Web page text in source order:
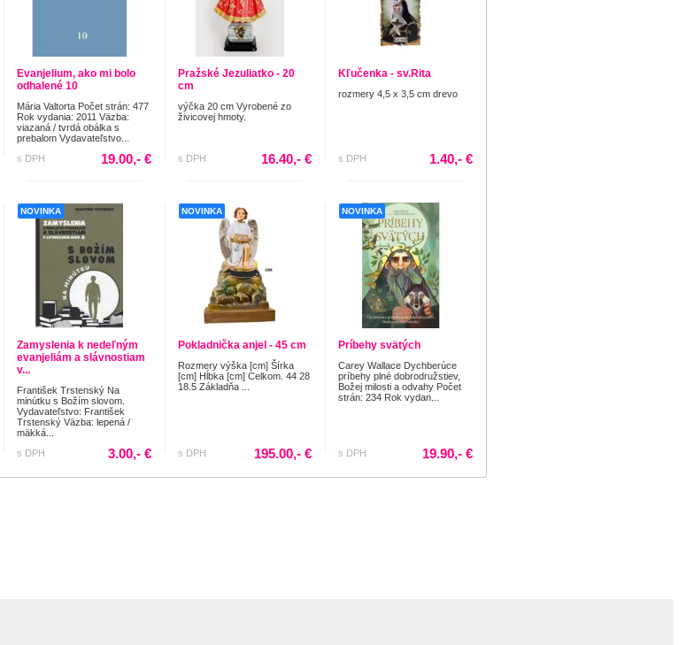
Evanjelium, ako mi bolo
odhalené 10
Mária Valtorta Počet strán: 477
Rok vydania: 2011 Väzba:
viazaná / tvrdá obálka s
prebalom Vydavateľstvo...
s DPH
19.00,- €
Pražské Jezuliatko - 20
cm
výčka 20 cm Vyrobené zo
živicovej hmoty.
s DPH 16.40,- €
Kľučenka - sv.Rita
rozmery 4,5 x 3,5 cm drevo
s DPH 1.40,- €
NOVINKA
Zamyslenia k nedeľným
evanjeliám a slávnostiam
v...
František Trstenský Na
minútku s Božím slovom.
Vydavateľstvo: František
Trstenský Väzba: lepená /
mäkká...
s DPH
3.00,- €
NOVINKA
Pokladnička anjel - 45 cm
Rozmery výška [cm] Šírka
[cm] Hĺbka [cm] Celkom. 44 28
18.5 Základňa ...
s DPH 195.00,- €
NOVINKA
Príbehy svätých
Carey Wallace Dychberúce
príbehy plné dobrodružstiev,
Božej milosti a odvahy Počet
strán: 234 Rok vydan...
s DPH 19.90,- €